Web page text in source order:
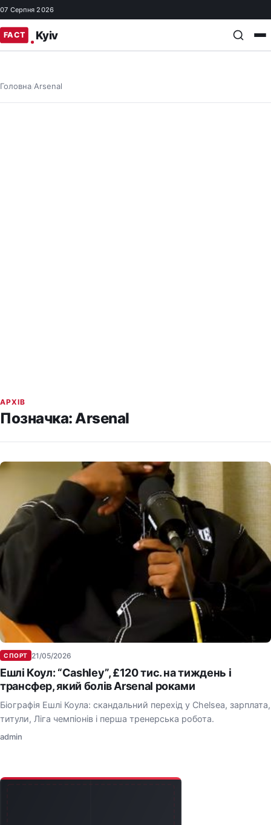
07 Серпня 2026
Головна/ Arsenal
АРХІВ
Позначка:Arsenal
СПОРТ 21/05/2026
Ешлі Коул: “Cashley”, £120 тис. на тиждень і
трансфер, який болів Arsenal роками
Біографія Ешлі Коула: скандальний перехід у Chelsea, зарплата,
титули, Ліга чемпіонів і перша тренерська робота.
admin